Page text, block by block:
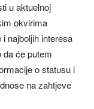
u aktuelnoj
okvirima
najboljih interesa
da će putem
o statusu i
na zahtjeve